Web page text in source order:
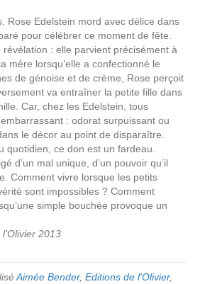
Rose Edelstein mord avec délice dans
pour célébrer ce moment de fête.
révélation : elle parvient précisément à
mère lorsqu’elle a confectionné le
de génoise et de crème, Rose perçoit
va entraîner la petite fille dans
Car, chez les Edelstein, tous
: odorat surpuissant ou
le décor au point de disparaître.
quotidien, ce don est un fardeau.
d’un mal unique, d’un pouvoir qu’il
Comment vivre lorsque les petits
sont impossibles ? Comment
simple bouchée provoque un
2013
Aimée Bender, Editions de l'Olivier,